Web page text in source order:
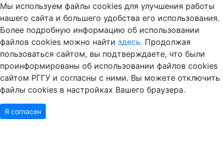
Мы используем файлы cookies для улучшения работы
нашего сайта и большего удобства его использования.
Более подробную информацию об использовании
файлов cookies можно найти здесь. Продолжая
пользоваться сайтом, вы подтверждаете, что были
проинформированы об использовании файлов cookies
сайтом РГГУ и согласны с ними. Вы можете отключить
файлы cookies в настройках Вашего браузера.
Я согласен